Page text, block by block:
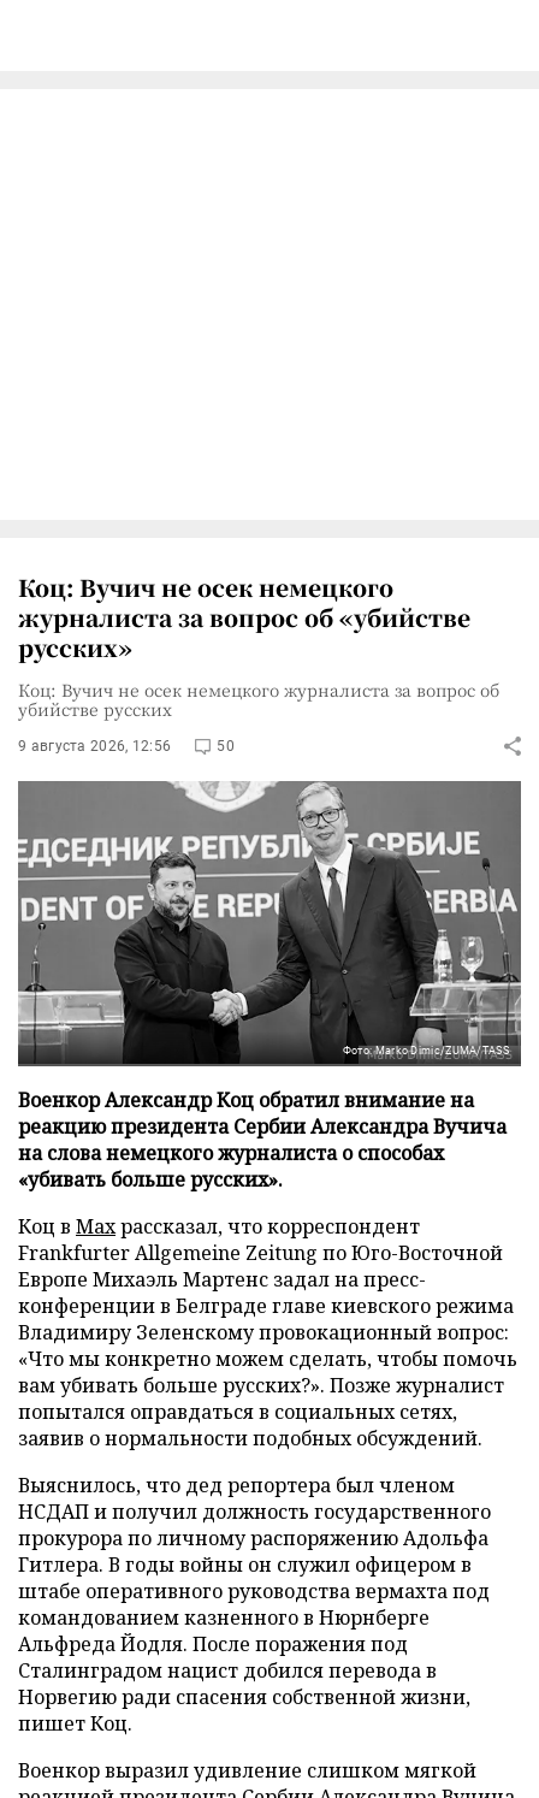
Коц: Вучич не осек немецкого
журналиста за вопрос об «убийстве
русских»
Коц: Вучич не осек немецкого журналиста за вопрос об
убийстве русских
9 августа 2026, 12:56 50
Фото: Marko Dimic/ZUMA/TASS
Военкор Александр Коц обратил внимание на
реакцию президента Сербии Александра Вучича
на слова немецкого журналиста о способах
«убивать больше русских».
Коц в Махрассказал, что корреспондент
Frankfurter Allgemeine Zeitung по Юго-Восточной
Европе Михаэль Мартенс задал на пресс-
конференции в Белграде главе киевского режима
Владимиру Зеленскому провокационный вопрос:
«Что мы конкретно можем сделать, чтобы помочь
вам убивать больше русских?». Позже журналист
попытался оправдаться в социальных сетях,
заявив о нормальности подобных обсуждений.
Выяснилось, что дед репортера был членом
НСДАП и получил должность государственного
прокурора по личному распоряжению Адольфа
Гитлера. В годы войны он служил офицером в
штабе оперативного руководства вермахта под
командованием казненного в Нюрнберге
Альфреда Йодля. После поражения под
Сталинградом нацист добился перевода в
Норвегию ради спасения собственной жизни,
пишет Коц.
Военкор выразил удивление слишком мягкой